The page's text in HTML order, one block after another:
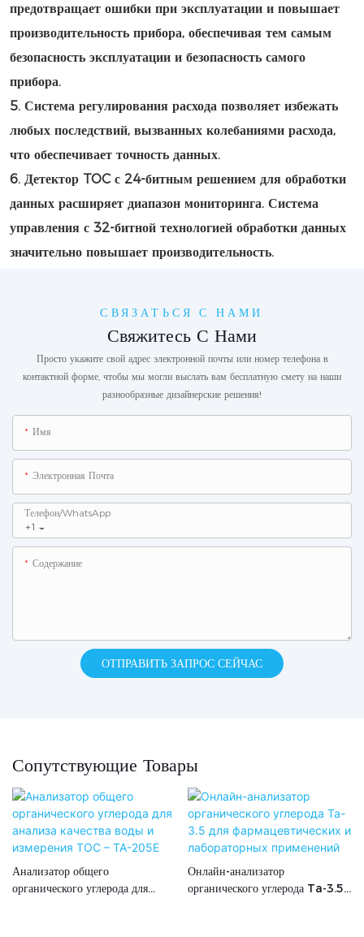
предотвращает ошибки при эксплуатации и повышает
производительность прибора, обеспечивая тем самым
безопасность эксплуатации и безопасность самого
прибора.
5. Система регулирования расхода позволяет избежать
любых последствий, вызванных колебаниями расхода,
что обеспечивает точность данных.
6. Детектор TOC с 24-битным решением для обработки
данных расширяет диапазон мониторинга. Система
управления с 32-битной технологией обработки данных
значительно повышает производительность.
СВЯЗАТЬСЯ С НАМИ
Свяжитесь С Нами
Просто укажите свой адрес электронной почты или номер телефона в
контактной форме, чтобы мы могли выслать вам бесплатную смету на наши
разнообразные дизайнерские решения!
Имя
Электронная Почта
+1
Телефон/WhatsApp
Содержание
ОТПРАВИТЬ ЗАПРОС СЕЙЧАС
Сопутствующие Товары
Анализатор общего
органического углерода для
Онлайн-анализатор
органического углерода Ta-3.5